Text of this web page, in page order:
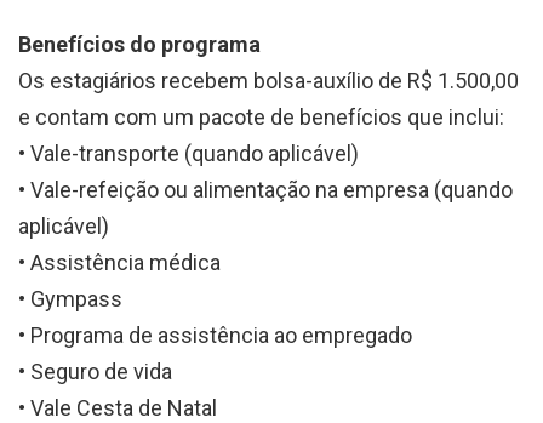
Benefícios do programa
Os estagiários recebem bolsa-auxílio de R$ 1.500,00
e contam com um pacote de benefícios que inclui:
• Vale-transporte (quando aplicável)
• Vale-refeição ou alimentação na empresa (quando
aplicável)
• Assistência médica
• Gympass
• Programa de assistência ao empregado
• Seguro de vida
• Vale Cesta de Natal